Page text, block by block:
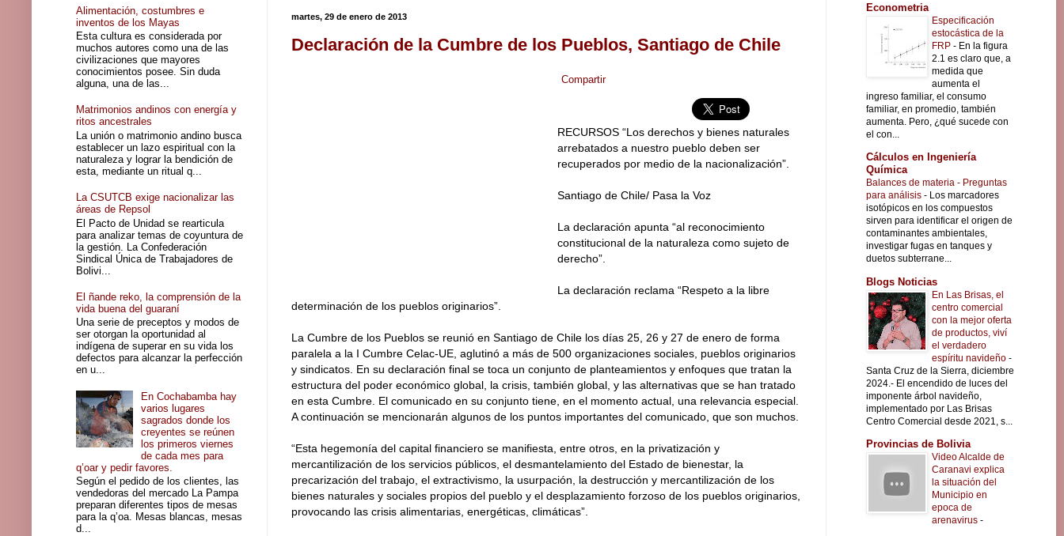
martes, 29 de enero de 2013
Declaración de la Cumbre de los Pueblos, Santiago de Chile
Compartir
RECURSOS “Los derechos y bienes naturales
arrebatados a nuestro pueblo deben ser
recuperados por medio de la nacionalización”.
Santiago de Chile/ Pasa la Voz
La declaración apunta “al reconocimiento
constitucional de la naturaleza como sujeto de
derecho”.
La declaración reclama “Respeto a la libre
determinación de los pueblos originarios”.
La Cumbre de los Pueblos se reunió en Santiago de Chile los días 25, 26 y 27 de enero de forma
paralela a la I Cumbre Celac-UE, aglutinó a más de 500 organizaciones sociales, pueblos originarios
y sindicatos. En su declaración final se toca un conjunto de planteamientos y enfoques que tratan la
estructura del poder económico global, la crisis, también global, y las alternativas que se han tratado
en esta Cumbre. El comunicado en su conjunto tiene, en el momento actual, una relevancia especial.
A continuación se mencionarán algunos de los puntos importantes del comunicado, que son muchos.
“Esta hegemonía del capital financiero se manifiesta, entre otros, en la privatización y
mercantilización de los servicios públicos, el desmantelamiento del Estado de bienestar, la
precarización del trabajo, el extractivismo, la usurpación, la destrucción y mercantilización de los
bienes naturales y sociales propios del pueblo y el desplazamiento forzoso de los pueblos originarios,
provocando las crisis alimentarias, energéticas, climáticas”.
Alimentación, costumbres e
inventos de los Mayas
Esta cultura es considerada por
muchos autores como una de las
civilizaciones que mayores
conocimientos posee. Sin duda
alguna, una de las...
Matrimonios andinos con energía y
ritos ancestrales
La unión o matrimonio andino busca
establecer un lazo espiritual con la
naturaleza y lograr la bendición de
esta, mediante un ritual q...
La CSUTCB exige nacionalizar las
áreas de Repsol
El Pacto de Unidad se rearticula
para analizar temas de coyuntura de
la gestión. La Confederación
Sindical Única de Trabajadores de
Bolivi...
El ñande reko, la comprensión de la
vida buena del guaraní
Una serie de preceptos y modos de
ser otorgan la oportunidad al
indígena de superar en su vida los
defectos para alcanzar la perfección
en u...
En Cochabamba hay
varios lugares
sagrados donde los
creyentes se reúnen
los primeros viernes
de cada mes para
q’oar y pedir favores.
Según el pedido de los clientes, las
vendedoras del mercado La Pampa
preparan diferentes tipos de mesas
para la q’oa. Mesas blancas, mesas
d...
Econometria
Especificación
estocástica de la
FRP - En la figura
2.1 es claro que, a
medida que
aumenta el
ingreso familiar, el consumo
familiar, en promedio, también
aumenta. Pero, ¿qué sucede con
el con...
Cálculos en Ingeniería
Química
Balances de materia - Preguntas
para análisis - Los marcadores
isotópicos en los compuestos
sirven para identificar el origen de
contaminantes ambientales,
investigar fugas en tanques y
duetos subterrane...
Blogs Noticias
En Las Brisas, el
centro comercial
con la mejor oferta
de productos, viví
el verdadero
espíritu navideño -
Santa Cruz de la Sierra, diciembre
2024.- El encendido de luces del
imponente árbol navideño,
implementado por Las Brisas
Centro Comercial desde 2021, s...
Provincias de Bolivia
Video Alcalde de
Caranavi explica
la situación del
Municipio en
epoca de
arenavirus -